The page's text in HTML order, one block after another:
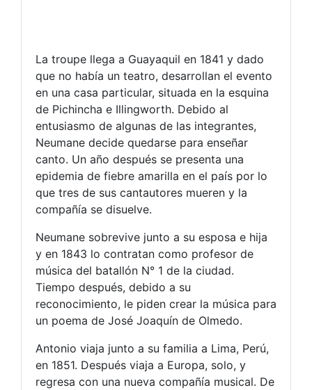
La troupe llega a Guayaquil en 1841 y dado
que no había un teatro, desarrollan el evento
en una casa particular, situada en la esquina
de Pichincha e Illingworth. Debido al
entusiasmo de algunas de las integrantes,
Neumane decide quedarse para enseñar
canto. Un año después se presenta una
epidemia de fiebre amarilla en el país por lo
que tres de sus cantautores mueren y la
compañía se disuelve.
Neumane sobrevive junto a su esposa e hija
y en 1843 lo contratan como profesor de
música del batallón N° 1 de la ciudad.
Tiempo después, debido a su
reconocimiento, le piden crear la música para
un poema de José Joaquín de Olmedo.
Antonio viaja junto a su familia a Lima, Perú,
en 1851. Después viaja a Europa, solo, y
regresa con una nueva compañía musical. De